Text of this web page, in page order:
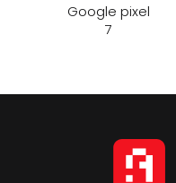
Google pixel
7